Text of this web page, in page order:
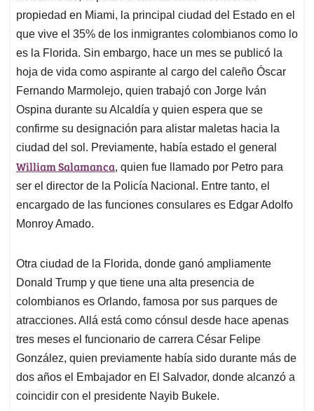
propiedad en Miami, la principal ciudad del Estado en el
que vive el 35% de los inmigrantes colombianos como lo
es la Florida. Sin embargo, hace un mes se publicó la
hoja de vida como aspirante al cargo del caleño Óscar
Fernando Marmolejo, quien trabajó con Jorge Iván
Ospina durante su Alcaldía y quien espera que se
confirme su designación para alistar maletas hacia la
ciudad del sol. Previamente, había estado el general
William Salamanca, quien fue llamado por Petro para
ser el director de la Policía Nacional. Entre tanto, el
encargado de las funciones consulares es Edgar Adolfo
Monroy Amado.
Otra ciudad de la Florida, donde ganó ampliamente
Donald Trump y que tiene una alta presencia de
colombianos es Orlando, famosa por sus parques de
atracciones. Allá está como cónsul desde hace apenas
tres meses el funcionario de carrera César Felipe
González, quien previamente había sido durante más de
dos años el Embajador en El Salvador, donde alcanzó a
coincidir con el presidente Nayib Bukele.